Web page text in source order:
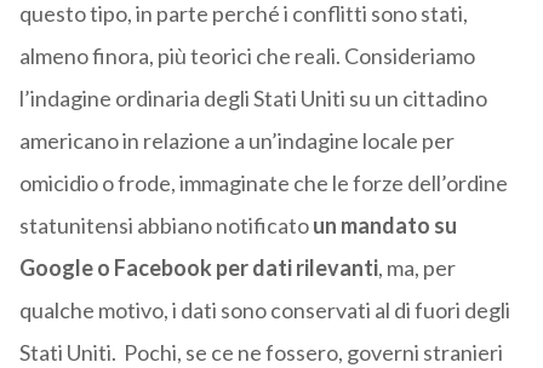
questo tipo, in parte perché i conflitti sono stati,
almeno finora, più teorici che reali. Consideriamo
l’indagine ordinaria degli Stati Uniti su un cittadino
americano in relazione a un’indagine locale per
omicidio o frode, immaginate che le forze dell’ordine
statunitensi abbiano notificatoun mandato su
Google o Facebook per dati rilevanti, ma, per
qualche motivo, i dati sono conservati al di fuori degli
Stati Uniti. Pochi, se ce ne fossero, governi stranieri